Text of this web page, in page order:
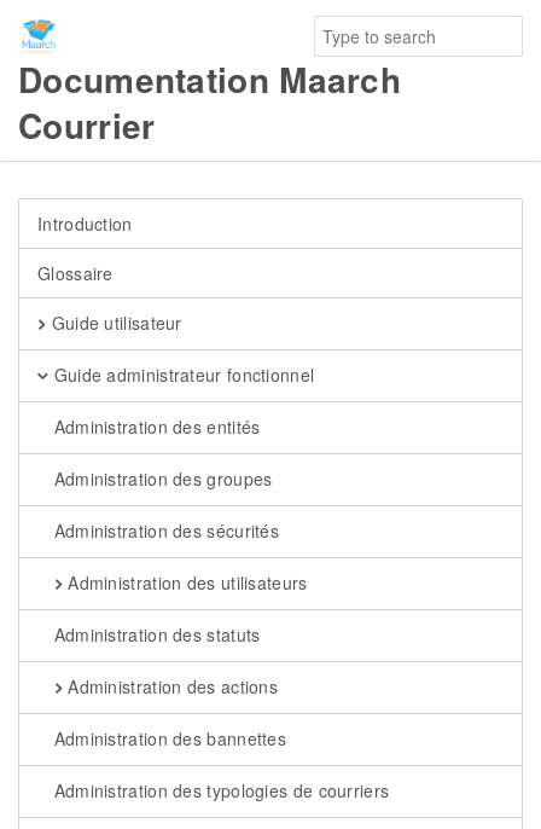
Documentation Maarch
Courrier
Introduction
Glossaire
Guide utilisateur
Guide administrateur fonctionnel
Administration des entités
Administration des groupes
Administration des sécurités
Administration des utilisateurs
Administration des statuts
Administration des actions
Administration des bannettes
Administration des typologies de courriers